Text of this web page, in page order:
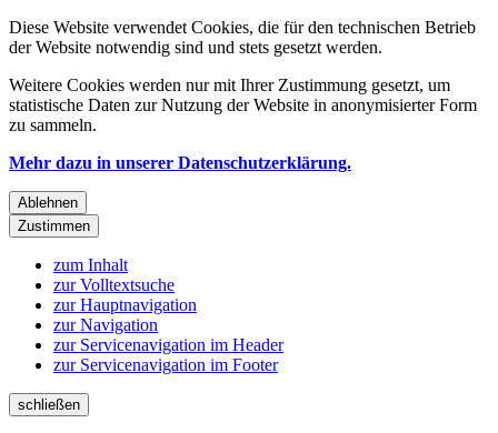
Diese Website verwendet Cookies, die für den technischen Betrieb
der Website notwendig sind und stets gesetzt werden.
Weitere Cookies werden nur mit Ihrer Zustimmung gesetzt, um
statistische Daten zur Nutzung der Website in anonymisierter Form
zu sammeln.
Mehr dazu in unserer Datenschutzerklärung.
Ablehnen
Zustimmen
zum Inhalt
zur Volltextsuche
zur Hauptnavigation
zur Navigation
zur Servicenavigation im Header
zur Servicenavigation im Footer
schließen